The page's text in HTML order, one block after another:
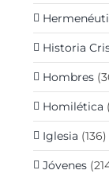
Historia
Hombres
Homilética
Iglesia (136)
Jóvenes